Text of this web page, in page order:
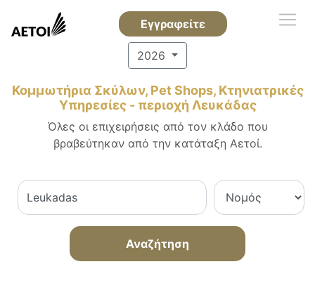
Εγγραφείτε
2026
Κομμωτήρια Σκύλων, Pet Shops, Κτηνιατρικές
Υπηρεσίες - περιοχή Λευκάδας
Όλες οι επιχειρήσεις από τον κλάδο που
βραβεύτηκαν από την κατάταξη Αετοί.
Αναζήτηση